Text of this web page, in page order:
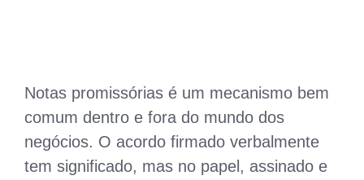
Notas promissórias é um mecanismo bem
comum dentro e fora do mundo dos
negócios. O acordo firmado verbalmente
tem significado, mas no papel, assinado e